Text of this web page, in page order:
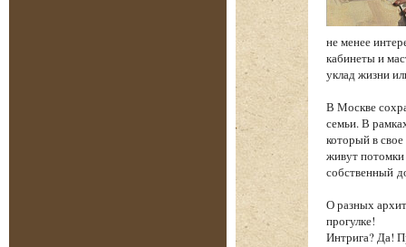
не менее
кабинеты и
уклад жизни
В Москве
семьи. В
который в
живут
собственный
О разных
прогулке!
Интрига? Да!